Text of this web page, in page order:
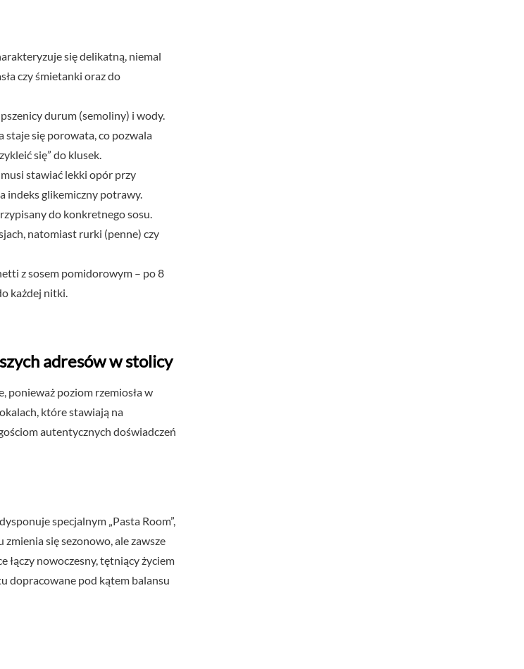
się delikatną, niemal
czy śmietanki oraz do
durum (semoliny) i wody.
staje się porowata, co pozwala
się” do klusek.
stawiać lekki opór przy
indeks glikemiczny potrawy.
do konkretnego sosu.
natomiast rurki (penne) czy
z sosem pomidorowym – po 8
każdej nitki.
adresów w stolicy
ponieważ poziom rzemiosła w
które stawiają na
autentycznych doświadczeń
specjalnym „Pasta Room”,
się sezonowo, ale zawsze
łączy nowoczesny, tętniący życiem
dopracowane pod kątem balansu